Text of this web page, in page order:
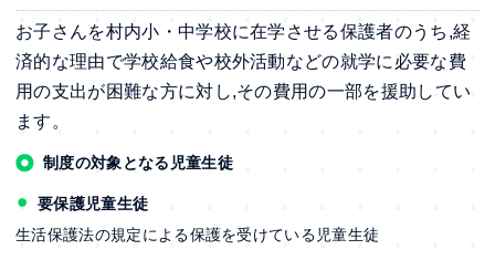
お子さんを村内小・中学校に在学させる保護者のうち,経
済的な理由で学校給食や校外活動などの就学に必要な費
用の支出が困難な方に対し,その費用の一部を援助してい
ます。
制度の対象となる児童生徒
要保護児童生徒
生活保護法の規定による保護を受けている児童生徒